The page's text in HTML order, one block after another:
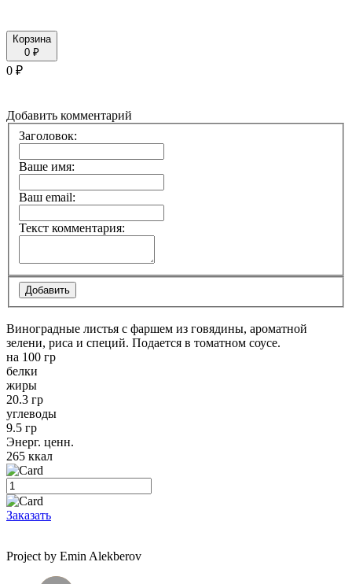
Корзина
0 ₽
0 ₽
Добавить комментарий
Заголовок:
Ваше имя:
Ваш email:
Текст комментария:
Виноградные листья с фаршем из говядины, ароматной
зелени, риса и специй. Подается в томатном соусе.
на 100 гр
белки
жиры
20.3 гр
углеводы
9.5 гр
Энерг. ценн.
265 ккал
Заказать
Project by Emin Alekberov